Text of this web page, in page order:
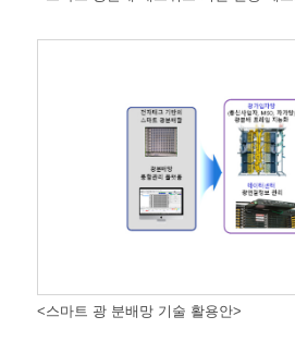
<스마트 광 분배망 기술 활용안>